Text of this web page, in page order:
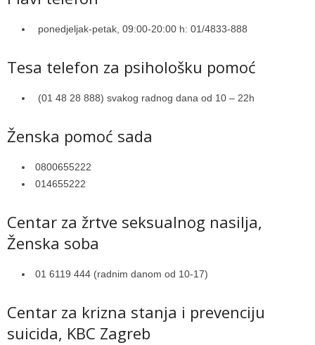
ponedjeljak-petak, 09:00-20:00 h: 01/4833-888
Tesa telefon za psihološku pomoć
(01 48 28 888) svakog radnog dana od 10 – 22h
Ženska pomoć sada
0800655222
014655222
Centar za žrtve seksualnog nasilja,
Ženska soba
01 6119 444 (radnim danom od 10-17)
Centar za krizna stanja i prevenciju
suicida, KBC Zagreb